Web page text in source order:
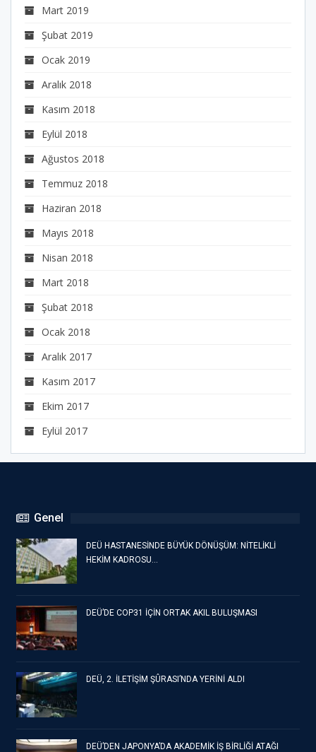
Mart 2019
Şubat 2019
Ocak 2019
Aralık 2018
Kasım 2018
Eylül 2018
Ağustos 2018
Temmuz 2018
Haziran 2018
Mayıs 2018
Nisan 2018
Mart 2018
Şubat 2018
Ocak 2018
Aralık 2017
Kasım 2017
Ekim 2017
Eylül 2017
Genel
DEÜ HASTANESİNDE BÜYÜK DÖNÜŞÜM: NİTELİKLİ
HEKİM KADROSU…
DEÜ’DE COP31 İÇİN ORTAK AKIL BULUŞMASI
DEÜ, 2. İLETİŞİM ŞÛRASI’NDA YERİNİ ALDI
DEÜ’DEN JAPONYA’DA AKADEMİK İŞ BİRLİĞİ ATAĞI